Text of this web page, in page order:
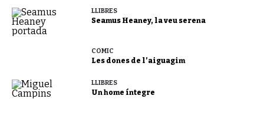
LLIBRES
Seamus Heaney, la veu serena
CÒMIC
Les dones de l’aiguagim
LLIBRES
Un home íntegre